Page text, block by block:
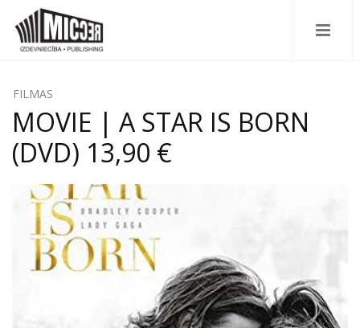
FILMAS
MOVIE | A STAR IS BORN
(DVD) 13,90 €